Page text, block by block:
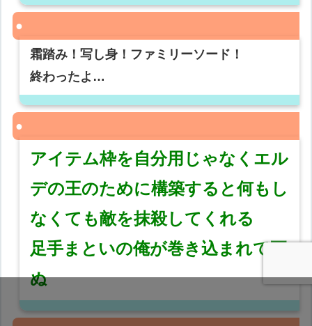
霜踏み！写し身！ファミリーソード！
終わったよ…
アイテム枠を自分用じゃなくエル
デの王のために構築すると何もし
なくても敵を抹殺してくれる
足手まといの俺が巻き込まれて死
ぬ